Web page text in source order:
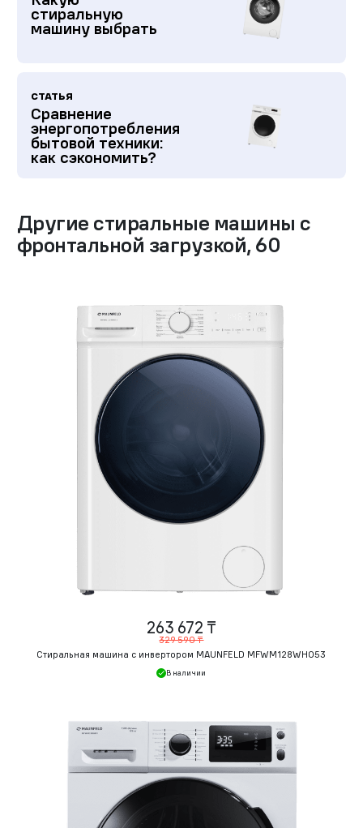
стиральную
машину выбрать
СТАТЬЯ
Сравнение
энергопотребления
бытовой техники:
как сэкономить?
Другие стиральные машины с
фронтальной загрузкой, 60
263 672 ₸
329 590 ₸
Стиральная машина c инвертором MAUNFELD MFWM128WH053
В наличии